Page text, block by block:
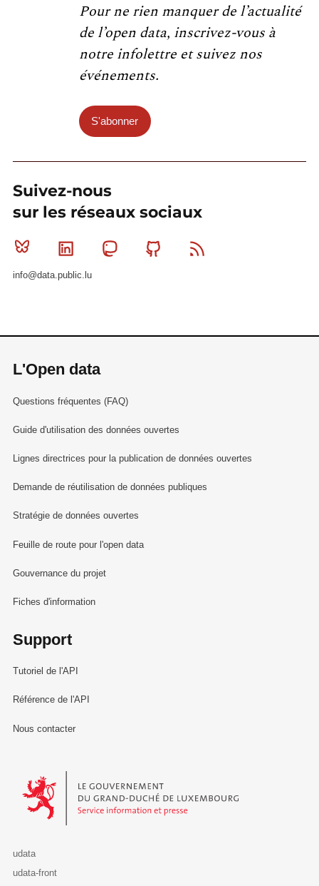
Pour ne rien manquer de l’actualité
de l’open data, inscrivez-vous à
notre infolettre et suivez nos
événements.
S'abonner
Suivez-nous
sur les réseaux sociaux
Bluesky Linkedin MastodonGithub
info@data.public.lu
L'Open data
Questions fréquentes (FAQ)
Guide d'utilisation des données ouvertes
Lignes directrices pour la publication de données ouvertes
Demande de réutilisation de données publiques
Stratégie de données ouvertes
Feuille de route pour l'open data
Gouvernance du projet
Fiches d'information
Support
Tutoriel de l'API
Référence de l'API
Nous contacter
Le Gouvernement du Grand-Duché de Luxembourg - Service
udata
udata-front